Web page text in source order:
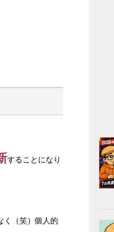
することになり
く（笑）個人的